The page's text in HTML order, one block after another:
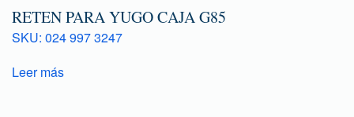
RETEN PARA YUGO CAJA G85
SKU: 024 997 3247
Leer más